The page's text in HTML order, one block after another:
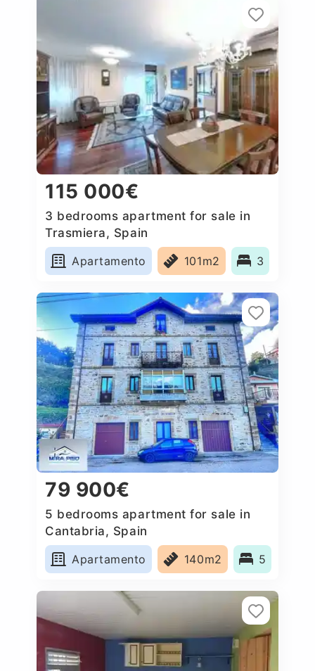
115 000€
3 bedrooms apartment for sale in
Trasmiera, Spain
Apartamento
101m2 3
79 900€
5 bedrooms apartment for sale in
Cantabria, Spain
Apartamento
140m2 5